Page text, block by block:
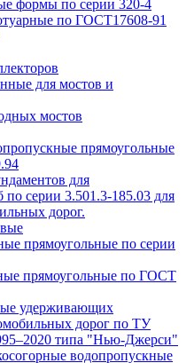
формы по серии 320-4
по ГОСТ17608-91
для мостов и
мостов
прямоугольные
для
серии 3.501.3-185.03 для
дорог.
прямоугольные по серии
прямоугольные по ГОСТ
удерживающих
дорог по ТУ
типа "Нью-Джерси"
водопропускные